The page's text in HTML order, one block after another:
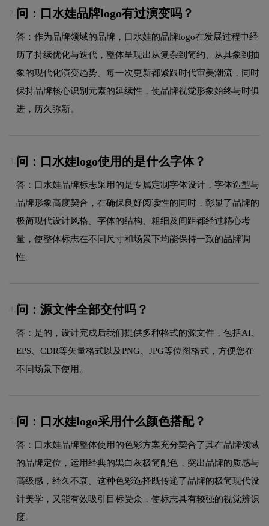
2. 问：口水娃品牌logo有过演变吗？
答：作为品牌领域的品牌，口水娃的品牌logo在发展过程中经
历了持续优化与迭代，整体呈现出从复杂到简约、从具象到抽
象的现代化演变趋势。每一次更新都紧跟时代审美潮流，同时
保持品牌核心识别元素的延续性，使品牌视觉形象始终与时俱
进，历久弥新。
3. 问：口水娃logo使用的是什么字体？
答：口水娃品牌标志采用的是专属定制字体设计，字体造型与
品牌形象高度契合，在确保良好阅读性的同时，彰显了品牌的
极简现代设计风格。字体的结构、粗细及间距都经过精心考
量，使整体标志在不同尺寸和场景下均能保持一致的品牌调
性。
4. 问：源文件全部交付吗？
答：是的，设计完成后我们提供多种格式的源文件，包括AI、
EPS、CDR等矢量格式以及PNG、JPG等位图格式，方便您在
不同场景下使用。
5. 问：口水娃logo采用什么颜色搭配？
答：口水娃品牌整体使用的色彩方案充分契合了其在品牌领域
的品牌定位，运用经典的黑白灰极简配色，突出品牌的质感与
高级感，经久不衰。这种色彩选择既传递了品牌的极简现代设
计美学，又能有效吸引目标受众，使标志具有较强的视觉辨识
度。